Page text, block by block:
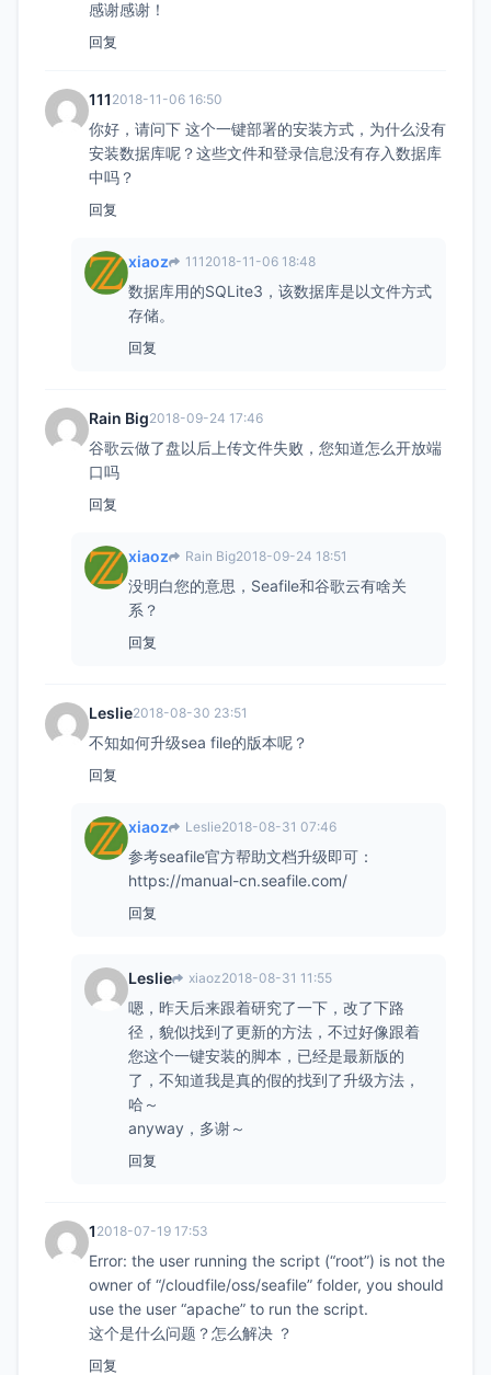
感谢感谢！
回复
111 2018-11-06 16:50
你好，请问下 这个一键部署的安装方式，为什么没有
安装数据库呢？这些文件和登录信息没有存入数据库
中吗？
回复
xiaoz 111 2018-11-06 18:48
数据库用的SQLite3，该数据库是以文件方式
存储。
回复
Rain Big2018-09-24 17:46
谷歌云做了盘以后上传文件失败，您知道怎么开放端
口吗
回复
xiaoz Rain Big2018-09-24 18:51
没明白您的意思，Seafile和谷歌云有啥关
系？
回复
Leslie2018-08-30 23:51
不知如何升级sea file的版本呢？
回复
xiaoz Leslie2018-08-31 07:46
参考seafile官方帮助文档升级即可：
https://manual-cn.seafile.com/
回复
Leslie xiaoz2018-08-31 11:55
嗯，昨天后来跟着研究了一下，改了下路
径，貌似找到了更新的方法，不过好像跟着
您这个一键安装的脚本，已经是最新版的
了，不知道我是真的假的找到了升级方法，
哈～
anyway，多谢～
回复
1 2018-07-19 17:53
Error: the user running the script (“root”) is not the
owner of “/cloudfile/oss/seafile” folder, you should
use the user “apache” to run the script.
这个是什么问题？怎么解决 ？
回复